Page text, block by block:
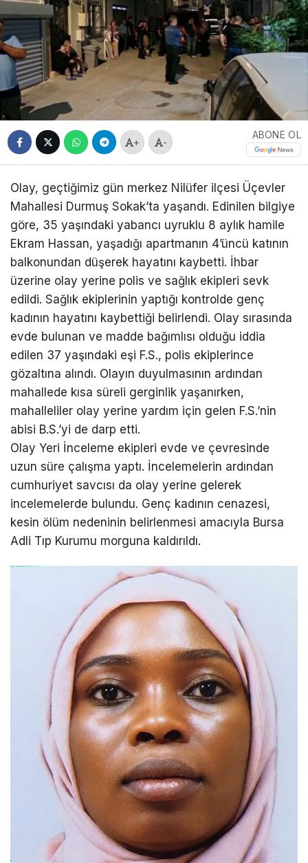
+ -
ABONE OL
Olay, geçtiğimiz gün merkez Nilüfer ilçesi Üçevler
Mahallesi Durmuş Sokak’ta yaşandı. Edinilen bilgiye
göre, 35 yaşındaki yabancı uyruklu 8 aylık hamile
Ekram Hassan, yaşadığı apartmanın 4’üncü katının
balkonundan düşerek hayatını kaybetti. İhbar
üzerine olay yerine polis ve sağlık ekipleri sevk
edildi. Sağlık ekiplerinin yaptığı kontrolde genç
kadının hayatını kaybettiği belirlendi. Olay sırasında
evde bulunan ve madde bağımlısı olduğu iddia
edilen 37 yaşındaki eşi F.S., polis ekiplerince
gözaltına alındı. Olayın duyulmasının ardından
mahallede kısa süreli gerginlik yaşanırken,
mahalleliler olay yerine yardım için gelen F.S.’nin
abisi B.S.’yi de darp etti.
Olay Yeri İnceleme ekipleri evde ve çevresinde
uzun süre çalışma yaptı. İncelemelerin ardından
cumhuriyet savcısı da olay yerine gelerek
incelemelerde bulundu. Genç kadının cenazesi,
kesin ölüm nedeninin belirlenmesi amacıyla Bursa
Adli Tıp Kurumu morguna kaldırıldı.